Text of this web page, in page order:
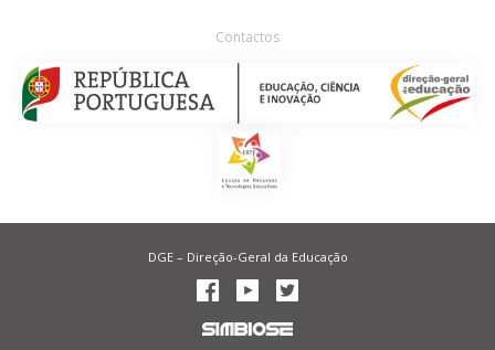
Contactos
DGE – Direção-Geral da Educação